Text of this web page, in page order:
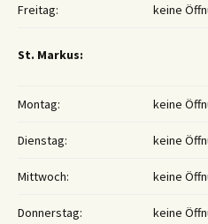
Freitag: keine
St. Markus:
Montag: keine
Dienstag: keine
Mittwoch: keine
Donnerstag: keine